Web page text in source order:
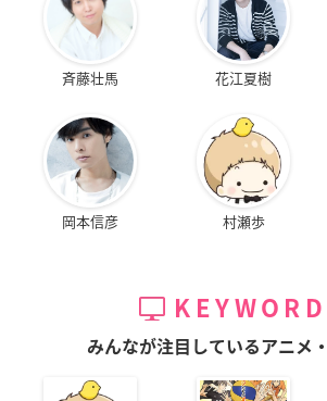
斉藤壮馬 花江夏樹
岡本信彦 村瀬歩
みんなが注目しているアニメ